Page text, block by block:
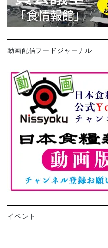
動画配信フードジャーナル
イベント